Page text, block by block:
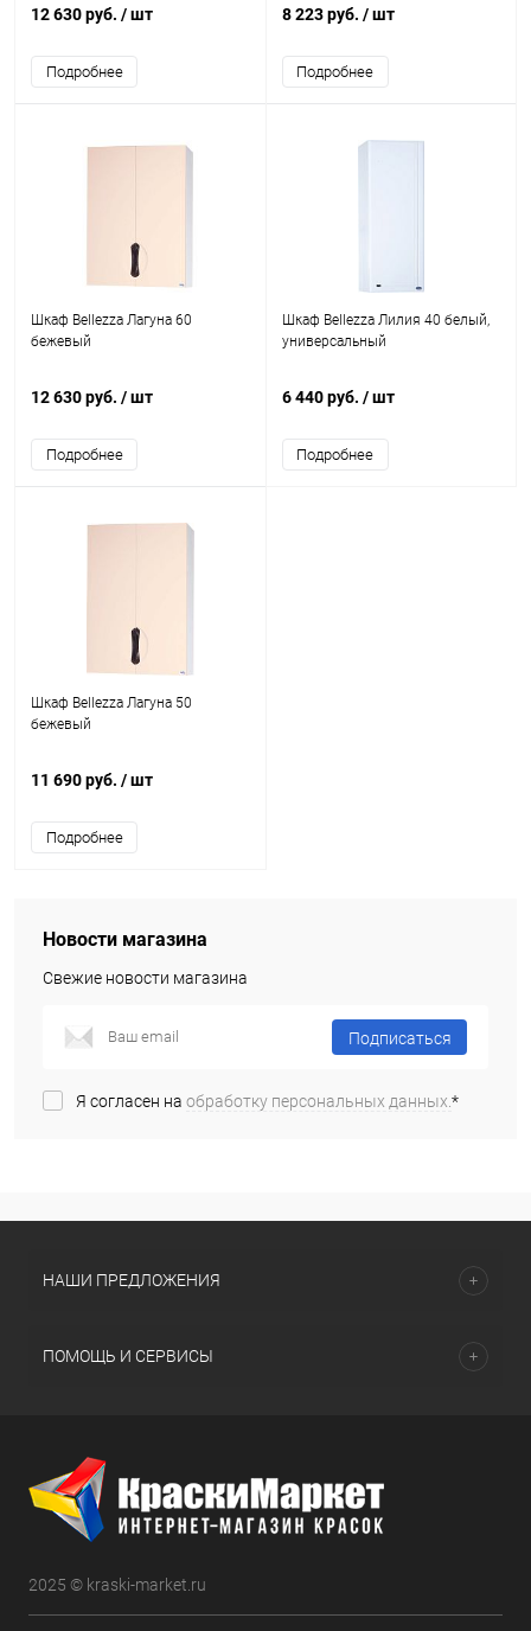
12 630 руб. / шт
Подробнее
8 223 руб. / шт
Подробнее
Шкаф Bellezza Лагуна 60
бежевый
12 630 руб. / шт
Подробнее
Шкаф Bellezza Лилия 40 белый,
универсальный
6 440 руб. / шт
Подробнее
Шкаф Bellezza Лагуна 50
бежевый
11 690 руб. / шт
Подробнее
Новости магазина
Свежие новости магазина
Подписаться
Я согласен на обработку персональных данных.*
НАШИ ПРЕДЛОЖЕНИЯ
ПОМОЩЬ И СЕРВИСЫ
2025 © kraski-market.ru